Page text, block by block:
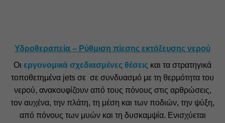
Υδροθεραπεία – Ρύθμιση πίεσης εκτόξευσης νερού
Οι εργονομικά σχεδιασμένες θέσεις και τα στρατηγικά
τοποθετημένα jets σε σε συνδυασμό με τη θερμότητα του
νερού, ανακουφίζουν από τους πόνους στις αρθρώσεις,
τον αυχένα, την πλάτη, τη μέση και των ποδιών, την ψύξη,
από πόνους των μυών και τη δυσκαμψία. Ενισχύεται